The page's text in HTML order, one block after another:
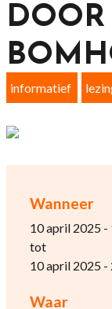
Wanneer
10 april 2025 -
tot
10 april 2025 -
Waar
informatief